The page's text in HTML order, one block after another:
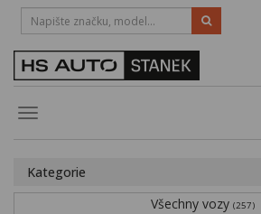
Toggle
HOTLINE:
STRAKONICE-383 335 366
Kategorie
Všechny vozy (257)